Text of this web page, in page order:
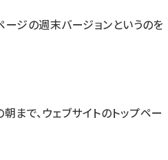
ージの週末バージョンというのを
まで、ウェブサイトのトップペー